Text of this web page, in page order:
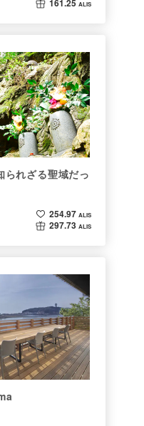
161.25 ALIS
られざる聖域だっ
254.97 ALIS
297.73 ALIS